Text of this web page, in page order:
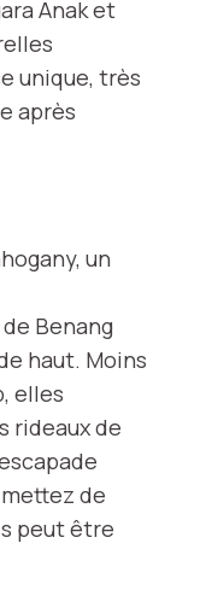
Anak et
unique, très
après
un
Benang
haut. Moins
elles
rideaux de
de
peut être